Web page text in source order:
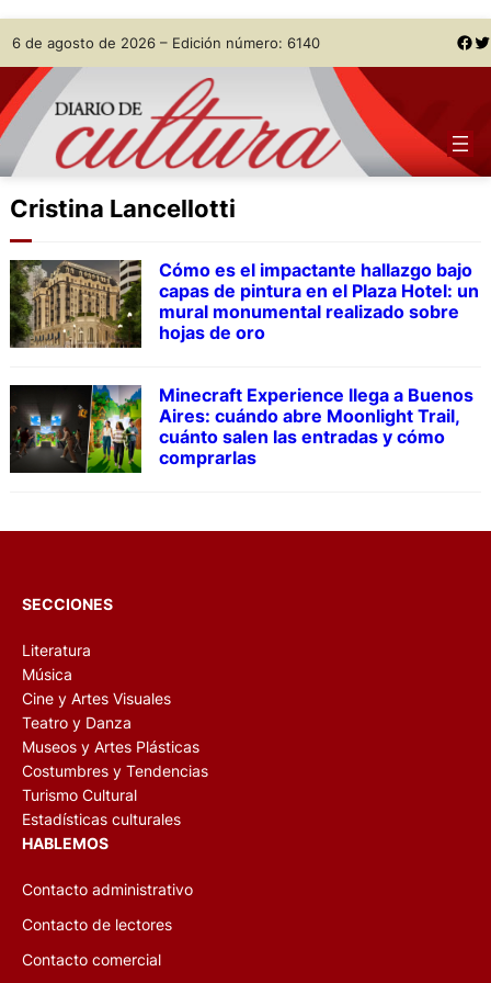
Skip
to
content
6 de agosto de 2026 – Edición número: 6140 Facebook Twitter
Cristina Lancellotti
Cómo es el impactante hallazgo bajo
capas de pintura en el Plaza Hotel: un
mural monumental realizado sobre
hojas de oro
Minecraft Experience llega a Buenos
Aires: cuándo abre Moonlight Trail,
cuánto salen las entradas y cómo
comprarlas
SECCIONES
Literatura
Música
Cine y Artes Visuales
Teatro y Danza
Museos y Artes Plásticas
Costumbres y Tendencias
Turismo Cultural
Estadísticas culturales
HABLEMOS
Contacto administrativo
Contacto de lectores
Contacto comercial